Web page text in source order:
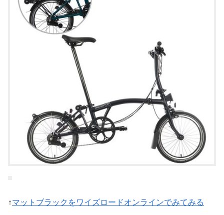
↑マットブラックをワイズロードオンラインでみてみる